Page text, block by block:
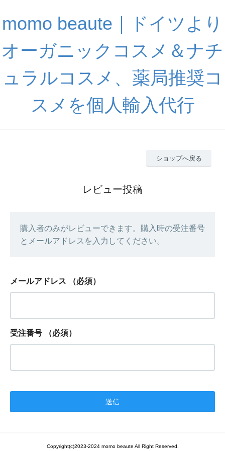
momo beaute｜ドイツより
オーガニックコスメ＆ナチ
ュラルコスメ、薬局推奨コ
スメを個人輸入代行
ショップへ戻る
レビュー投稿
購入者のみがレビューできます。購入時の受注番号
とメールアドレスを入力してください。
メールアドレス （必須）
受注番号 （必須）
Copyright(c)2023-2024 momo beaute All Right Reserved.